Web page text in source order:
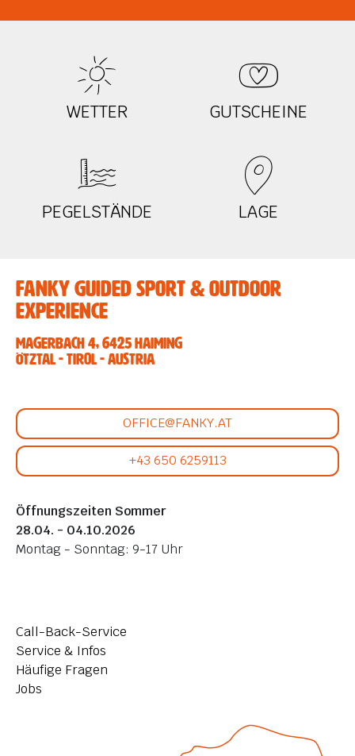
WETTER GUTSCHEINE
PEGELSTÄNDE LAGE
Fanky Guided Sport & Outdoor
Experience
Magerbach 4, 6425 Haiming
Ötztal - Tirol - Austria
OFFICE@FANKY.AT
+43 650 6259113
Öffnungszeiten Sommer
28.04. - 04.10.2026
Montag - Sonntag: 9-17 Uhr
Call-Back-Service
Service & Infos
Häufige Fragen
Jobs